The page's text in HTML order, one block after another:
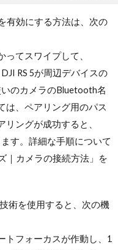
有効にする方法は、次の
てスワイプして、
RS 5が周辺デバイスの
のカメラのBluetooth名
は、ペアリング用のパス
ングが成功すると、
す。詳細な手順について
｜カメラの接続方法」を
術を使用すると、次の機
トフォーカスが作動し、1